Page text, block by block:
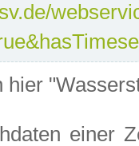
hier
einer